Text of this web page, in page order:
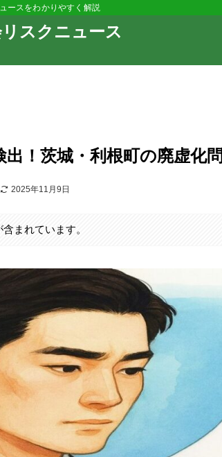
ースをわかりやすく解説
スクニュース
出！茨城・利根町の廃虚化
2025年11月9日
まれています。